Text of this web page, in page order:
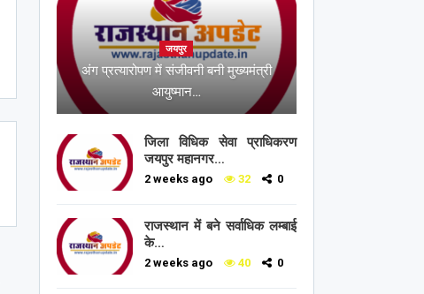
जयपुर
अंग प्रत्यारोपण में संजीवनी बनी मुख्यमंत्री
आयुष्मान…
जिला विधिक सेवा प्राधिकरण
जयपुर महानगर…
2 weeks ago 32 0
राजस्थान में बने सर्वाधिक लम्बाई
के…
2 weeks ago 40 0